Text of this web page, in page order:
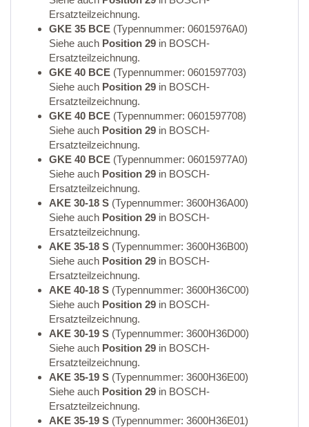
Ersatzteilzeichnung.
GKE 35 BCE (Typennummer: 06015976A0)
Siehe auch Position 29 in BOSCH-
Ersatzteilzeichnung.
GKE 40 BCE (Typennummer: 0601597703)
Siehe auch Position 29 in BOSCH-
Ersatzteilzeichnung.
GKE 40 BCE (Typennummer: 0601597708)
Siehe auch Position 29 in BOSCH-
Ersatzteilzeichnung.
GKE 40 BCE (Typennummer: 06015977A0)
Siehe auch Position 29 in BOSCH-
Ersatzteilzeichnung.
AKE 30-18 S (Typennummer: 3600H36A00)
Siehe auch Position 29 in BOSCH-
Ersatzteilzeichnung.
AKE 35-18 S (Typennummer: 3600H36B00)
Siehe auch Position 29 in BOSCH-
Ersatzteilzeichnung.
AKE 40-18 S (Typennummer: 3600H36C00)
Siehe auch Position 29 in BOSCH-
Ersatzteilzeichnung.
AKE 30-19 S (Typennummer: 3600H36D00)
Siehe auch Position 29 in BOSCH-
Ersatzteilzeichnung.
AKE 35-19 S (Typennummer: 3600H36E00)
Siehe auch Position 29 in BOSCH-
Ersatzteilzeichnung.
AKE 35-19 S (Typennummer: 3600H36E01)